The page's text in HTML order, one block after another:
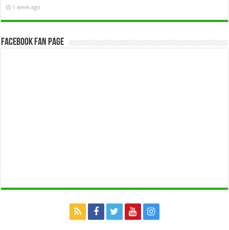
1 week ago
Facebook Fan Page